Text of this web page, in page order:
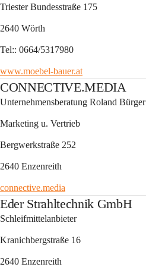
Triester Bundesstraße 175
2640 Wörth
Tel:: 0664/5317980
www.moebel-bauer.at
CONNECTIVE.MEDIA
Unternehmensberatung Roland Bürger
Marketing u. Vertrieb
Bergwerkstraße 252
2640 Enzenreith
connective.media
Eder Strahltechnik GmbH
Schleifmittelanbieter
Kranichbergstraße 16
2640 Enzenreith